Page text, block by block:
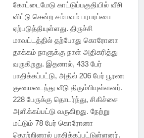
கோட்டைமேடு காட்டுப்பகுதியில் வீசி
விட்டு சென்ற சம்பவம் பரபரப்பை
ஏற்படுத்தியுள்ளது. திருச்சி
மாவட்டத்தில் தற்போது கொரோனா
தாக்கம் நாளுக்கு நாள் அதிகரித்து
வருகிறது. இதனால், 433 பேர்
பாதிக்கப்பட்டு, அதில் 206 பேர் பூரண
குணமடைந்து வீடு திரும்பியுள்ளனர்.
228 பேருக்கு தொடர்ந்து, சிகிச்சை
அளிக்கப்பட்டு வருகிறது. நேற்று
மட்டும் 78 பேர் கொரோனா
தொற்றினால் பாதிக்கப்பட்டுள்ளனர்.